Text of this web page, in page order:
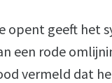
opent geeft het
een rode
vermeld dat